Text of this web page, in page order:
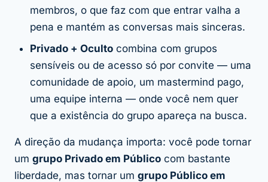
membros, o que faz com que entrar valha a
pena e mantém as conversas mais sinceras.
Privado + Oculto combina com grupos
sensíveis ou de acesso só por convite — uma
comunidade de apoio, um mastermind pago,
uma equipe interna — onde você nem quer
que a existência do grupo apareça na busca.
A direção da mudança importa: você pode tornar
um grupo Privado em Público com bastante
liberdade, mas tornar um grupo Público em